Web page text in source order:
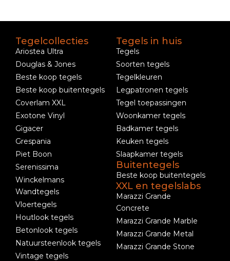
Tegelcollecties
Ariostea Ultra
Douglas & Jones
Beste koop tegels
Beste koop buitentegels
Coverlam XXL
Exotone Vinyl
Gigacer
Grespania
Piet Boon
Serenissima
Winckelmans
Wandtegels
Vloertegels
Houtlook tegels
Betonlook tegels
Natuursteenlook tegels
Vintage tegels
Tegels in huis
Tegels
Soorten tegels
Tegelkleuren
Legpatronen tegels
Tegel toepassingen
Woonkamer tegels
Badkamer tegels
Keuken tegels
Slaapkamer tegels
Buitentegels
Beste koop buitentegels
XXL en tegelslabs
Marazzi Grande
Concrete
Marazzi Grande Marble
Marazzi Grande Metal
Marazzi Grande Stone